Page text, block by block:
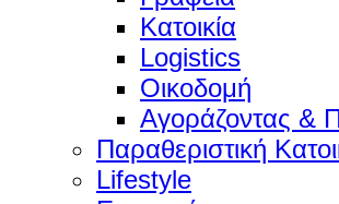
Κατοικία
Logistics
Οικοδομή
Αγοράζοντας &
Παραθεριστική
Lifestyle